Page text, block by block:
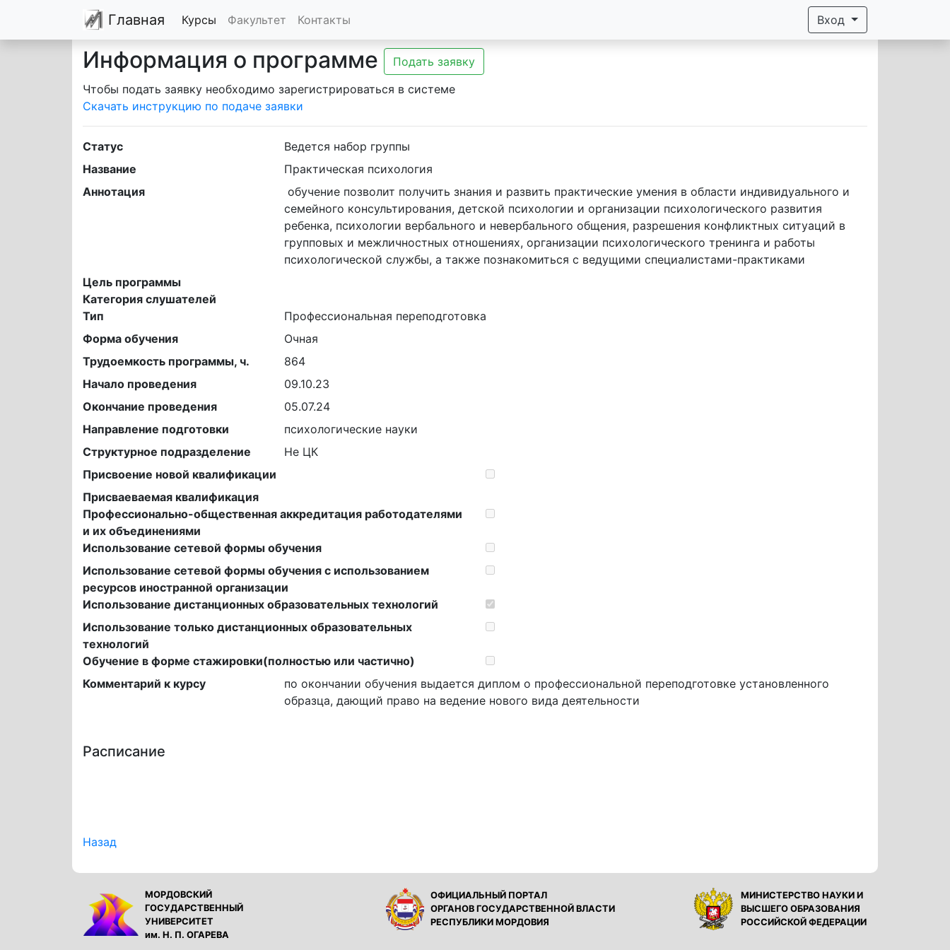
Главная Курсы Факультет Контакты Вход
Информация о программе
Подать заявку
Чтобы подать заявку необходимо зарегистрироваться в системе
Скачать инструкцию по подаче заявки
Статус
Ведется набор группы
Название
Практическая психология
Аннотация
семейного консультирования, детской психологии и организации психологического развития
ребенка, психологии вербального и невербального общения, разрешения конфликтных ситуаций в
групповых и межличностных отношениях, организации психологического тренинга и работы
психологической службы, а также познакомиться с ведущими специалистами-практиками
Цель программы
Категория слушателей
Тип
Профессиональная переподготовка
Форма обучения
Очная
Трудоемкость программы, ч.
864
Начало проведения
09.10.23
Окончание проведения
05.07.24
Направление подготовки
психологические науки
Структурное подразделение
Не ЦК
Присвоение новой квалификации
Присваеваемая квалификация
Профессионально-общественная аккредитация работодателями
и их объединениями
Использование сетевой формы обучения
Использование сетевой формы обучения с использованием
ресурсов иностранной организации
Использование дистанционных образовательных технологий
Использование только дистанционных образовательных
технологий
Обучение в форме стажировки(полностью или частично)
Комментарий к курсу
по окончании обучения выдается диплом о профессиональной переподготовке установленного
образца, дающий право на ведение нового вида деятельности
Расписание
Назад
МОРДОВСКИЙ
ГОСУДАРСТВЕННЫЙ
УНИВЕРСИТЕТ
им. Н. П. ОГАРЕВА
ОФИЦИАЛЬНЫЙ ПОРТАЛ
ОРГАНОВ ГОСУДАРСТВЕННОЙ ВЛАСТИ
РЕСПУБЛИКИ МОРДОВИЯ
МИНИСТЕРСТВО НАУКИ И
ВЫСШЕГО ОБРАЗОВАНИЯ
РОССИЙСКОЙ ФЕДЕРАЦИИ